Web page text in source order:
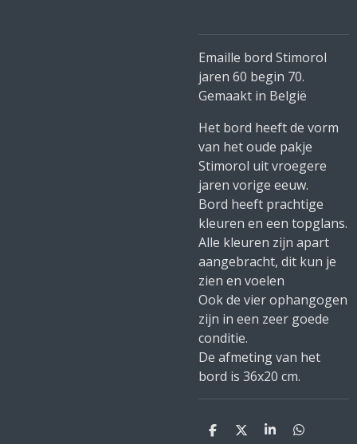
Emaille bord Stimorol
jaren 60 begin 70.
Gemaakt in België
Het bord heeft de vorm
van het oude pakje
Stimorol uit vroegere
jaren vorige eeuw.
Bord heeft prachtige
kleuren en een topglans.
Alle kleuren zijn apart
aangebracht, dit kun je
zien en voelen
Ook de vier ophangogen
zijn in een zeer goede
conditie.
De afmeting van het
bord is 36x20 cm.
D
D
S
D